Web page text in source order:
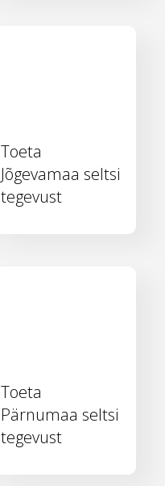
Toeta
Jõgevamaa seltsi
tegevust
Toeta
Pärnumaa seltsi
tegevust